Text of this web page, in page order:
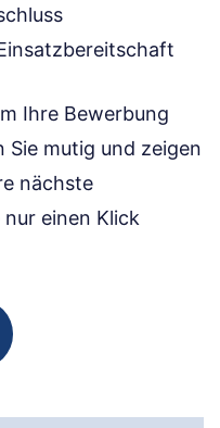
Ihre Bewerbung
Sie mutig und zeigen
nächste
einen Klick